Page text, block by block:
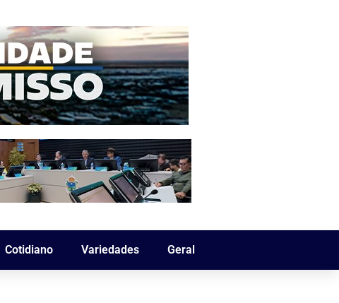
Cotidiano Variedades Geral